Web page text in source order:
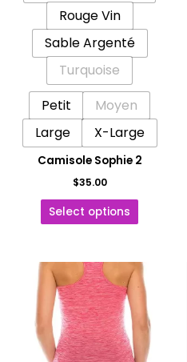
Rouge Vin
Sable Argenté
Turquoise
Petit
Moyen
Large
X-Large
Camisole Sophie 2
$35.00
Select options
Ce
produit
plusieurs
variations.